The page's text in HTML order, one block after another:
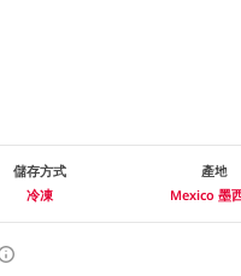
儲存方式
冷凍
產地
Mexico 墨